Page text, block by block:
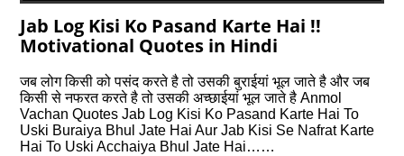
Jab Log Kisi Ko Pasand Karte Hai !!
Motivational Quotes in Hindi
जब लोग किसी को पसंद करते है तो उसकी बुराईयां भूल जाते है और जब
किसी से नफरत करते है तो उसकी अच्छाईयां भूल जाते है Anmol
Vachan Quotes Jab Log Kisi Ko Pasand Karte Hai To
Uski Buraiya Bhul Jate Hai Aur Jab Kisi Se Nafrat Karte
Hai To Uski Acchaiya Bhul Jate Hai……